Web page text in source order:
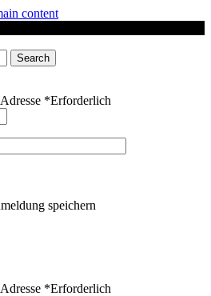
content
Search
*Erforderlich
speichern
*Erforderlich